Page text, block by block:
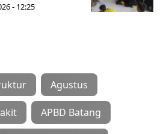
- 12:25
Agustus
APBD Batang